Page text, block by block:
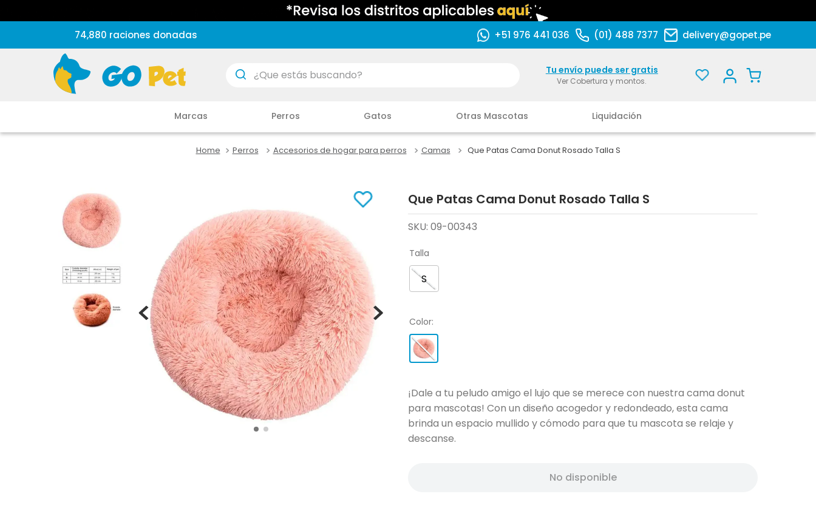
74,880 raciones donadas +51 976 441 036 (01) 488 7377 delivery@gopet.pe
¿Que estás buscando? Tu envío puede ser gratis
Ver Cobertura y montos.
Marcas Perros Gatos Otras Mascotas Liquidación
Perros Accesorios de hogar para perros Camas Que Patas Cama Donut Rosado Talla S
Que Patas Cama Donut Rosado Talla S
SKU: 09-00343
Talla
S
Color:
¡Dale a tu peludo amigo el lujo que se merece con nuestra cama donut
para mascotas! Con un diseño acogedor y redondeado, esta cama
brinda un espacio mullido y cómodo para que tu mascota se relaje y
descanse.
No disponible